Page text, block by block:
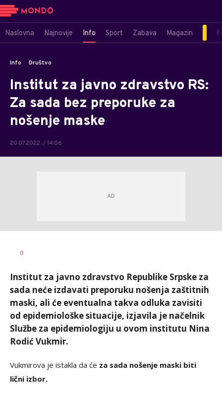
Naslovna Najnovije Info Sport Zabava Magazin
Info Društvo
Institut za javno zdravstvo RS:
Za sada bez preporuke za
nošenje maske
20.07.2022. / 14:06
AUTOR
0
Institut za javno zdravstvo Republike Srpske za
sada neće izdavati preporuku nošenja zaštitnih
maski, ali će eventualna takva odluka zavisiti
od epidemiološke situacije, izjavila je načelnik
Službe za epidemiologiju u ovom institutu Nina
Rodić Vukmir.
Vukmirova je istakla da će za sada nošenje maski biti
lični izbor.